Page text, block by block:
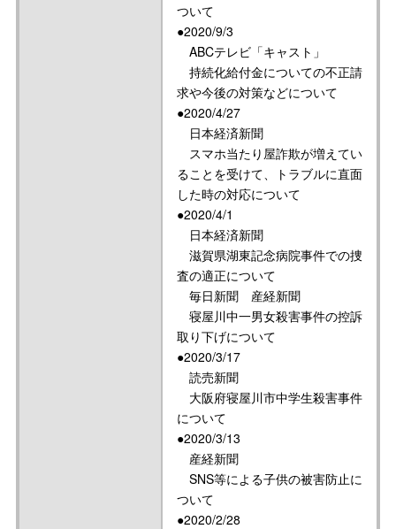
ついて
●2020/9/3
ABCテレビ「キャスト」
持続化給付金についての不正請
求や今後の対策などについて
●2020/4/27
日本経済新聞
スマホ当たり屋詐欺が増えてい
ることを受けて、トラブルに直面
した時の対応について
●2020/4/1
日本経済新聞
滋賀県湖東記念病院事件での捜
査の適正について
毎日新聞 産経新聞
寝屋川中一男女殺害事件の控訴
取り下げについて
●2020/3/17
読売新聞
大阪府寝屋川市中学生殺害事件
について
●2020/3/13
産経新聞
SNS等による子供の被害防止に
ついて
●2020/2/28